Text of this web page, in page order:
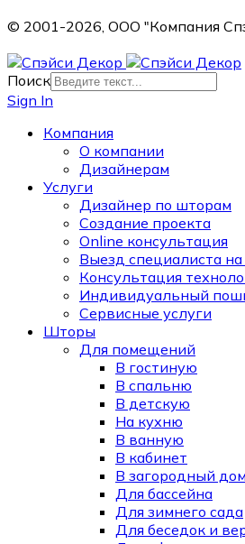
© 2001-2026, ООО "Компания
Поиск
Sign In
Компания
О компании
Дизайнерам
Услуги
Дизайнер по шторам
Создание проекта
Online консультация
Выезд специалиста на
Консультация
Индивидуальный
Сервисные услуги
Шторы
Для помещений
В гостиную
В спальню
В детскую
На кухню
В ванную
В кабинет
В загородный дом
Для бассейна
Для зимнего сада
Для беседок и